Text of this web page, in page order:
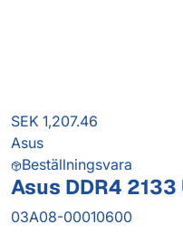
SEK 1,207.46
Asus
Beställningsvara
Asus DDR4
03A08-00010600